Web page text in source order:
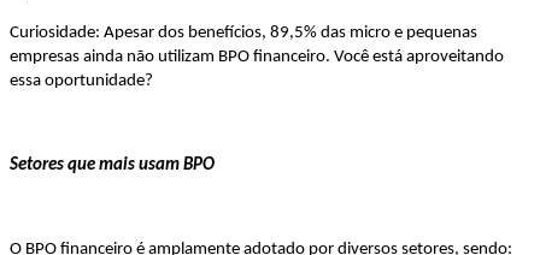
Curiosidade: Apesar dos benefícios, 89,5% das micro e pequenas
empresas ainda não utilizam BPO financeiro. Você está aproveitando
essa oportunidade?
Setores que mais usam BPO
O BPO financeiro é amplamente adotado por diversos setores, sendo: